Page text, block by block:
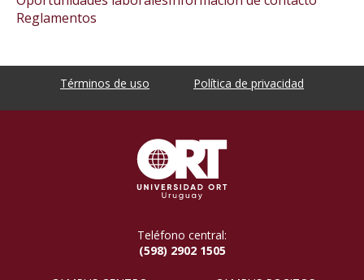
Reglamentos
Términos de uso Política de privacidad
Teléfono central:
(598) 2902 1505